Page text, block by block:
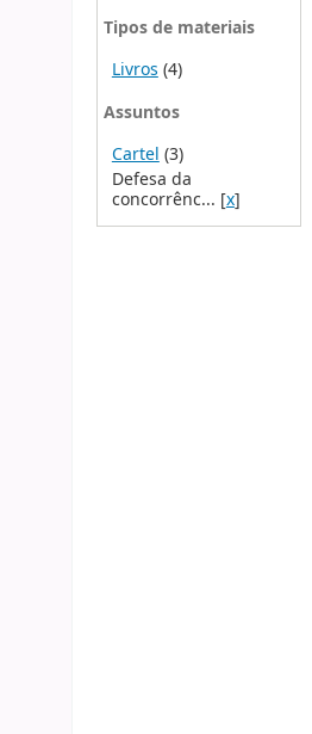
Tipos de materiais
Livros (4)
Assuntos
Cartel (3)
Defesa da
concorrênc... [x]